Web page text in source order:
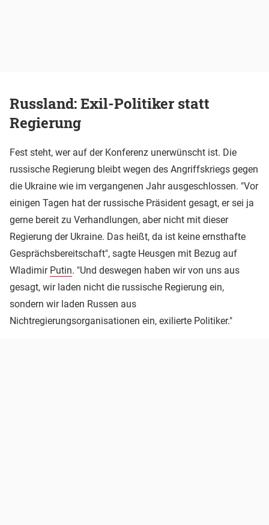
Russland: Exil-Politiker statt
Regierung
Fest steht, wer auf der Konferenz unerwünscht ist. Die
russische Regierung bleibt wegen des Angriffskriegs gegen
die Ukraine wie im vergangenen Jahr ausgeschlossen. "Vor
einigen Tagen hat der russische Präsident gesagt, er sei ja
gerne bereit zu Verhandlungen, aber nicht mit dieser
Regierung der Ukraine. Das heißt, da ist keine ernsthafte
Gesprächsbereitschaft", sagte Heusgen mit Bezug auf
Wladimir Putin. "Und deswegen haben wir von uns aus
gesagt, wir laden nicht die russische Regierung ein,
sondern wir laden Russen aus
Nichtregierungsorganisationen ein, exilierte Politiker."